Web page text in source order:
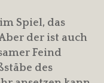
Spiel, das
der ist auch
Feind
des